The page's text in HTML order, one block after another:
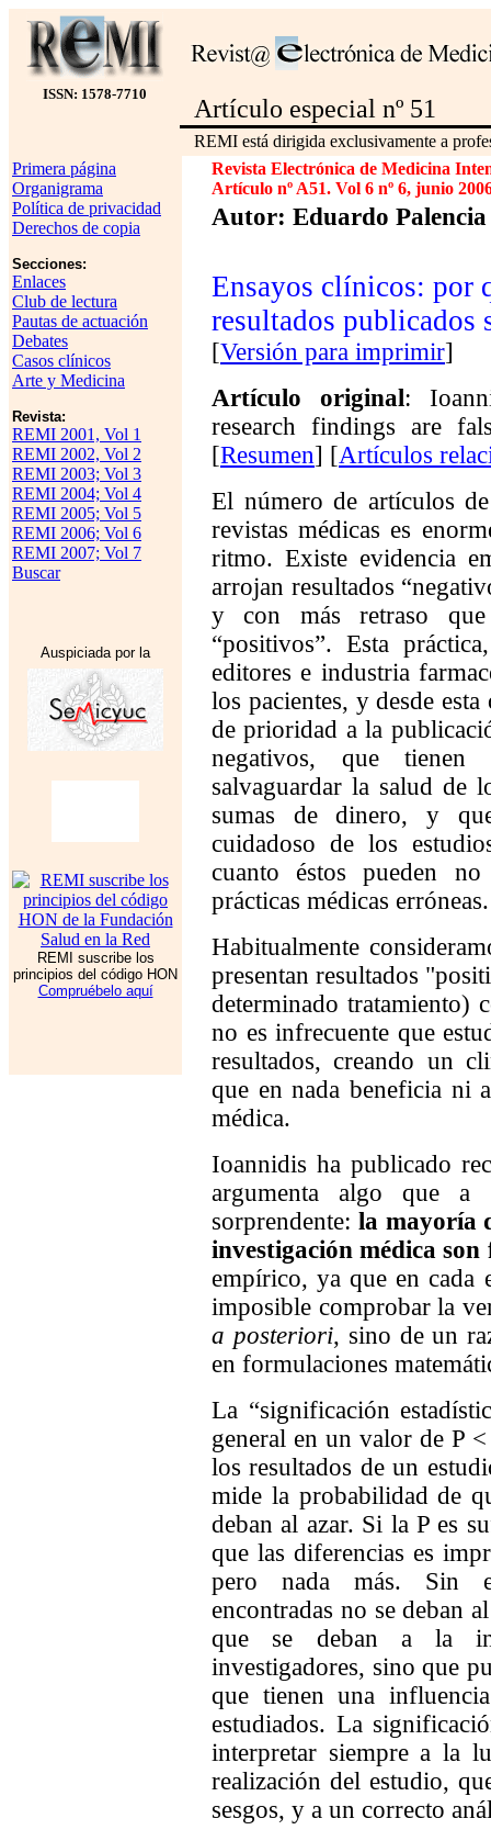
ISSN: 1578-7710
Artículo especial nº 51
REMI está dirigida exclusivamente a
Primera página
Organigrama
Política de privacidad
Derechos de copia
Secciones:
Enlaces
Club de lectura
Pautas de actuación
Debates
Casos clínicos
Arte y Medicina
Revista:
REMI 2001, Vol 1
REMI 2002, Vol 2
REMI 2003; Vol 3
REMI 2004; Vol 4
REMI 2005; Vol 5
REMI 2006; Vol 6
REMI 2007; Vol 7
Buscar
Auspiciada por la
REMI suscribe los
principios del código HON
Compruébelo aquí
Revista Electrónica de Medicina
Artículo nº A51. Vol 6 nº 6, junio
Autor: Eduardo
Ensayos clínicos: por
resultados publicados
[Versión para imprimir]
Artículo original:
research findings are
[Resumen] [Artículos
El número de artículos
revistas médicas es
ritmo. Existe evidencia
arrojan resultados
y con más retraso que
“positivos”. Esta
editores e industria
los pacientes, y desde
de prioridad a la
negativos, que
salvaguardar la salud de
sumas de dinero, y
cuidadoso de los
cuanto éstos pueden
prácticas médicas erróneas.
Habitualmente
presentan resultados
determinado tratamiento)
no es infrecuente que
resultados, creando un
que en nada beneficia ni
médica.
Ioannidis ha publicado
argumenta algo que a
sorprendente: la mayoría
investigación médica son
empírico, ya que en
imposible comprobar la
a posteriori, sino de un
en formulaciones
La “significación
general en un valor de P
los resultados de un
mide la probabilidad de
deban al azar. Si la P es
que las diferencias es
pero nada más. Sin
encontradas no se deban
que se deban a la
investigadores, sino que
que tienen una
estudiados. La
interpretar siempre a la
realización del estudio,
sesgos, y a un correcto